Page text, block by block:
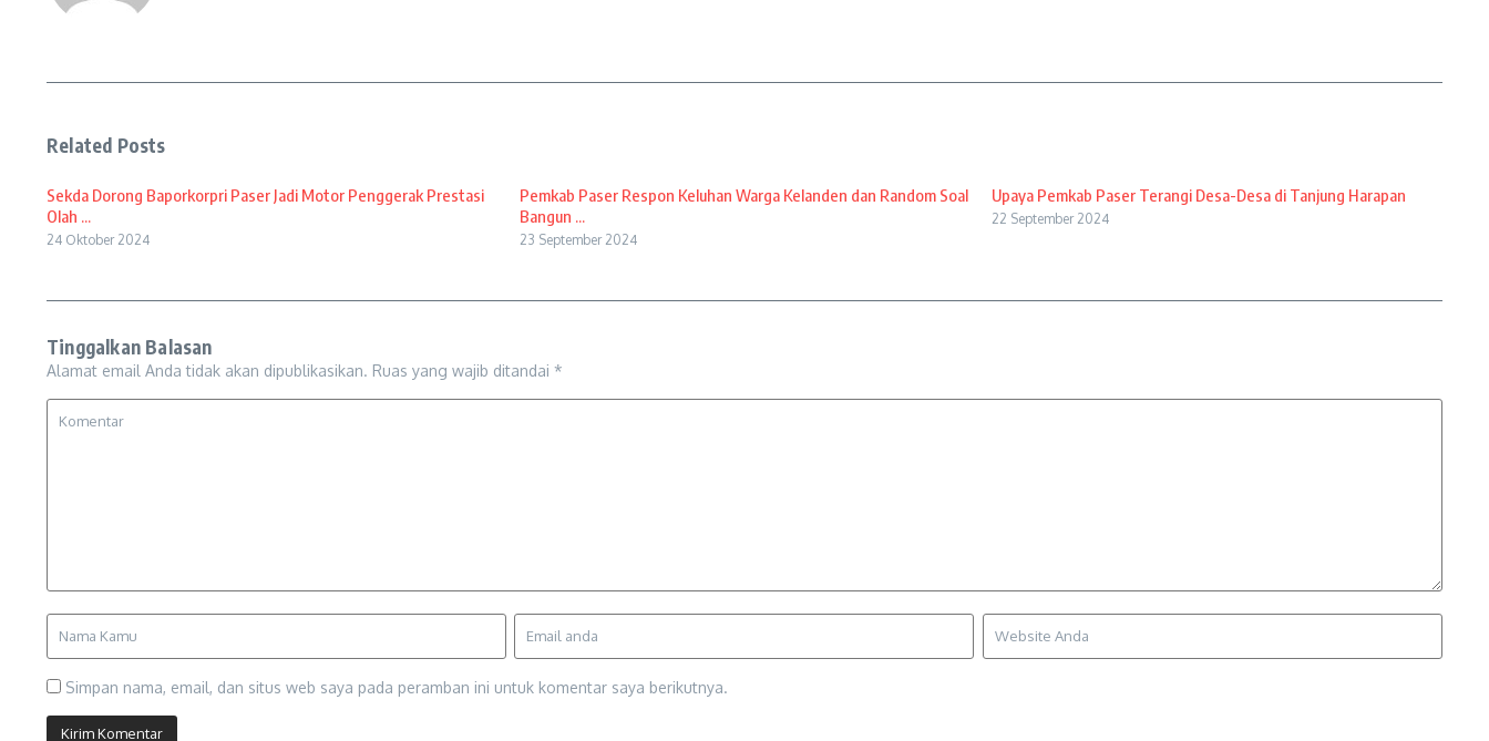
Related Posts
Sekda Dorong Baporkorpri Paser Jadi Motor Penggerak Prestasi
Olah ...
24 Oktober 2024
Pemkab Paser Respon Keluhan Warga Kelanden dan Random Soal
Bangun ...
23 September 2024
Upaya Pemkab Paser Terangi Desa-Desa di Tanjung Harapan
22 September 2024
Tinggalkan Balasan
Alamat email Anda tidak akan dipublikasikan. Ruas yang wajib ditandai *
Simpan nama, email, dan situs web saya pada peramban ini untuk komentar saya berikutnya.